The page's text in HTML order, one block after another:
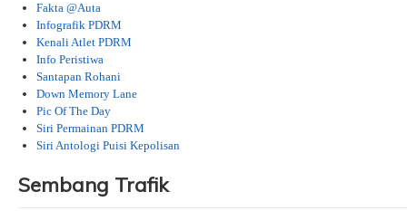
Fakta @Auta
Infografik PDRM
Kenali Atlet PDRM
Info Peristiwa
Santapan Rohani
Down Memory Lane
Pic Of The Day
Siri Permainan PDRM
Siri Antologi Puisi Kepolisan
Sembang Trafik